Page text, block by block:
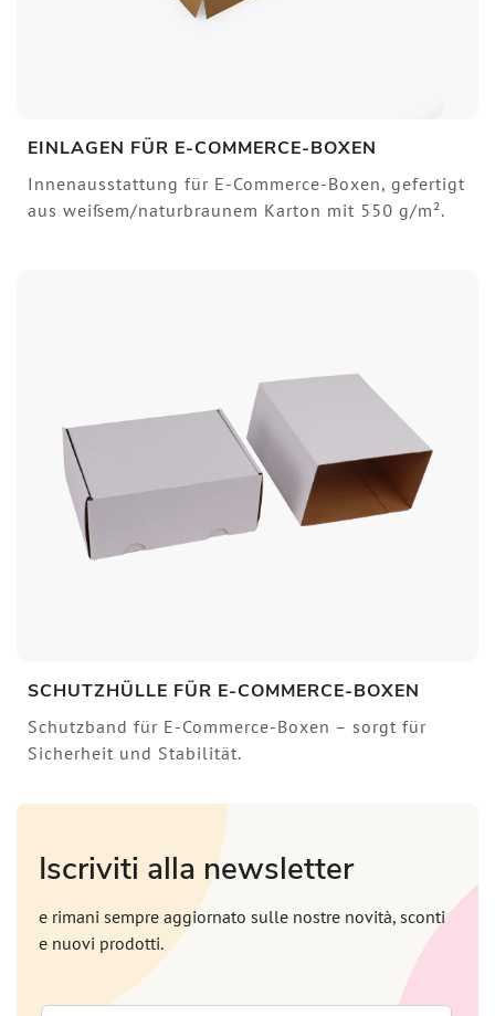
EINLAGEN FÜR E-COMMERCE-BOXEN
Innenausstattung für E-Commerce-Boxen, gefertigt
aus weißem/naturbraunem Karton mit 550 g/m².
SCHUTZHÜLLE FÜR E-COMMERCE-BOXEN
Schutzband für E-Commerce-Boxen – sorgt für
Sicherheit und Stabilität.
Iscriviti alla newsletter
e rimani sempre aggiornato sulle nostre novità, sconti
e nuovi prodotti.